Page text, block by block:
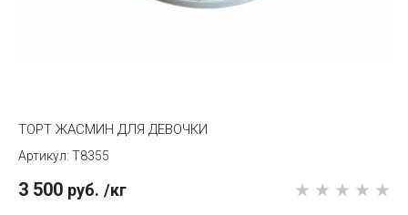
ТОРТ ЖАСМИН ДЛЯ ДЕВОЧКИ
T8355
3 500 руб. /кг